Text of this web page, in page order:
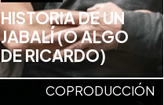
HISTORIA DE UN
JABALÍ (O ALGO
DE RICARDO)
COPRODUCCIÓN